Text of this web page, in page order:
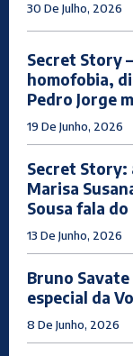
30 De Julho, 2026
Secret Story
homofobia,
Pedro Jorge
19 De Junho, 2026
Secret Story:
Marisa
Sousa fala
13 De Junho, 2026
Bruno
especial da
8 De Junho, 2026